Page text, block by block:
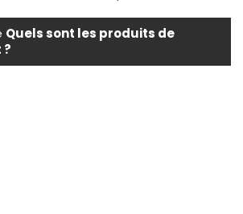
Quels sont les produits de